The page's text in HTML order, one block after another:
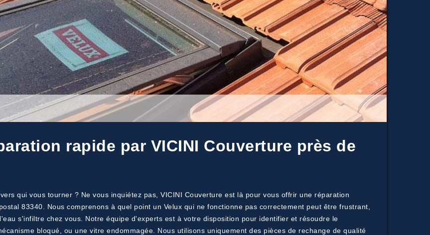
rapide par VICINI Couverture près de
qui vous tourner ? Ne vous inquiétez pas, VICINI Couverture est là pour vous offrir une réparation
83340. Nous comprenons à quel point un Velux qui ne fonctionne pas correctement peut être frustrant,
s'infiltre chez vous. Notre équipe d'experts est à votre disposition pour identifier et résoudre le
bloqué, ou une vitre endommagée. Nous utilisons uniquement des pièces de rechange de qualité